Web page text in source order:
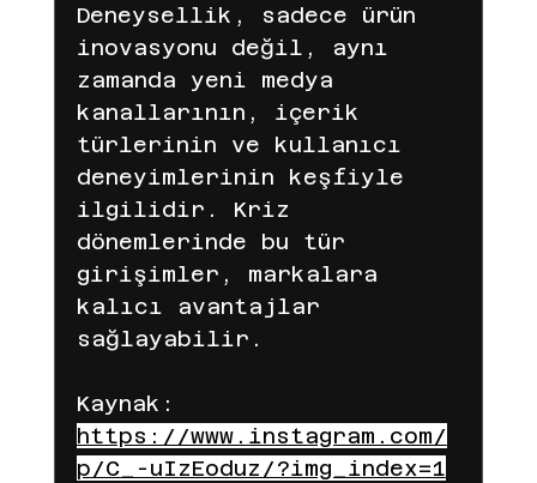
Deneysellik, sadece ürün
inovasyonu değil, aynı
zamanda yeni medya
kanallarının, içerik
türlerinin ve kullanıcı
deneyimlerinin keşfiyle
ilgilidir. Kriz
dönemlerinde bu tür
girişimler, markalara
kalıcı avantajlar
sağlayabilir.
Kaynak:
https://www.instagram.com/
p/C_-uIzEoduz/?img_index=1